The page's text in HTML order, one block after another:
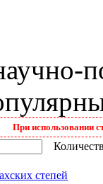
При использовании
степей